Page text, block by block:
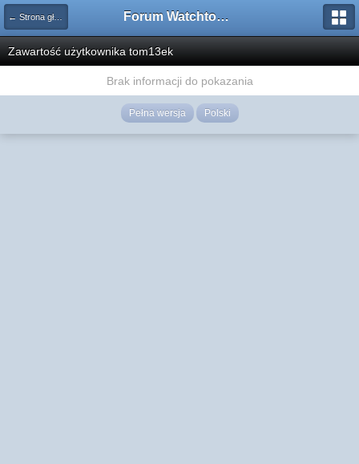
← Strona główna Forum Watchtower
Zawartość użytkownika tom13ek
Brak informacji do pokazania
Pełna wersja Polski